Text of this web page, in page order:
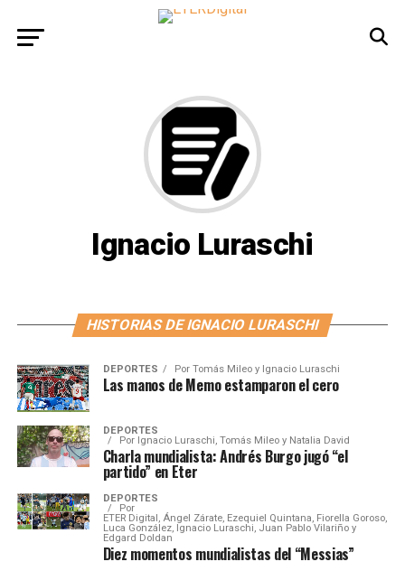
Ignacio Luraschi
HISTORIAS DE IGNACIO LURASCHI
DEPORTES Por Tomás Mileo y Ignacio Luraschi
Las manos de Memo estamparon el cero
DEPORTES
Por Ignacio Luraschi, Tomás Mileo y Natalia David
Charla mundialista: Andrés Burgo jugó “el
partido” en Eter
DEPORTES
Por
ETER Digital, Ángel Zárate, Ezequiel Quintana, Fiorella Goroso,
Luca González, Ignacio Luraschi, Juan Pablo Vilariño y
Edgard Doldan
Diez momentos mundialistas del “Messias”